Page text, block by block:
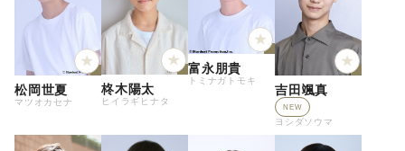
松岡世夏
マツオカセナ
柊木陽太
ヒイラギヒナタ
富永朋貴
トミナガトモキ
吉田颯真
NEW
ヨシダソウマ